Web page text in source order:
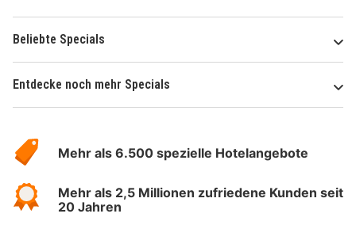
Beliebte Specials
Entdecke noch mehr Specials
Hotelspecials
Mehr als 6.500 spezielle Hotelangebote
Mehr als 2,5 Millionen zufriedene Kunden seit
20 Jahren